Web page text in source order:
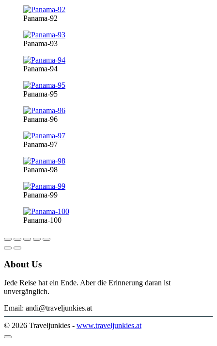
Panama-92
Panama-93
Panama-94
Panama-95
Panama-96
Panama-97
Panama-98
Panama-99
Panama-100
About Us
Jede Reise hat ein Ende. Aber die Erinnerung daran ist
unvergänglich.
Email: andi@traveljunkies.at
© 2026 Traveljunkies - www.traveljunkies.at